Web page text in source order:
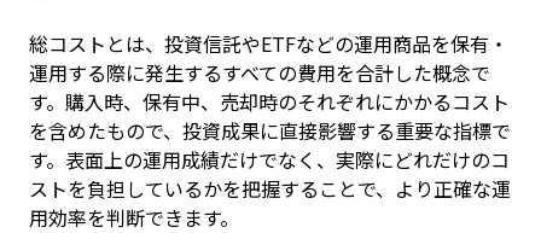
総コストとは、投資信託やETFなどの運用商品を保有・
運用する際に発生するすべての費用を合計した概念で
す。購入時、保有中、売却時のそれぞれにかかるコスト
を含めたもので、投資成果に直接影響する重要な指標で
す。表面上の運用成績だけでなく、実際にどれだけのコ
ストを負担しているかを把握することで、より正確な運
用効率を判断できます。